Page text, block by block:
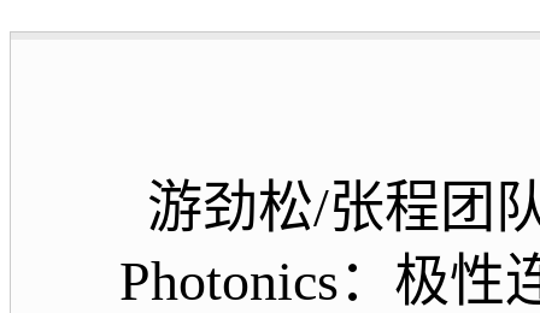
游劲松/张程团
Photonics：极